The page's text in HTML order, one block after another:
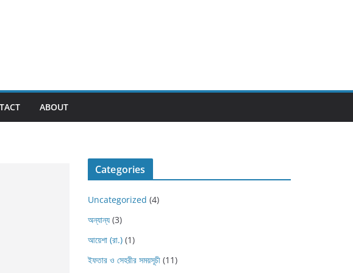
ABOUT
Categories
Uncategorized (4)
অন্যান্য (3)
আয়েশা (রা.) (1)
ইফতার ও সেহরীর সময়সূচী (11)